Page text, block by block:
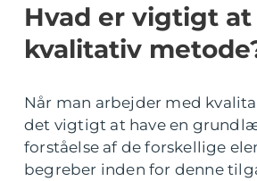
Hvad er vigtigt
kvalitativ
Når man arbejder med
det vigtigt at have en
forståelse af de forskellige
begreber inden for denne